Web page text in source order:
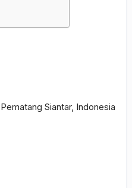
Siantar, Indonesia